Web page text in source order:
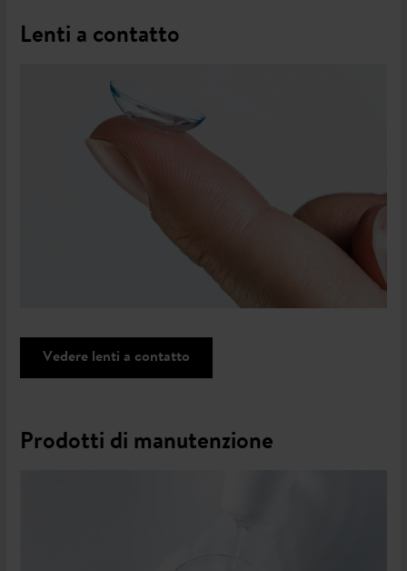
Lenti a contatto
Vedere lenti a contatto
Prodotti di manutenzione